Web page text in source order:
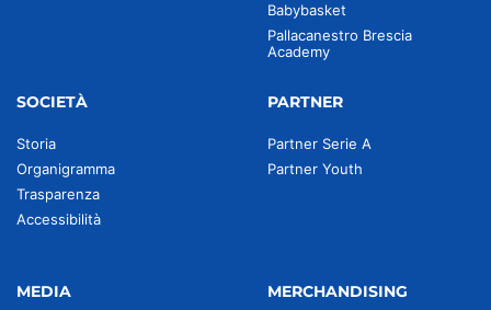
Babybasket
Pallacanestro Brescia
Academy
SOCIETÀ
Storia
Organigramma
Trasparenza
Accessibilità
PARTNER
Partner Serie A
Partner Youth
MEDIA MERCHANDISING